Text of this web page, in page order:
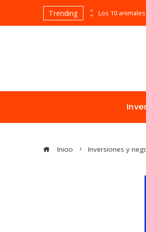
Trending Bosnia y Herzegovina: cómo reducir fragmentación económica y aumentar inversión
Inicio Inversiones y